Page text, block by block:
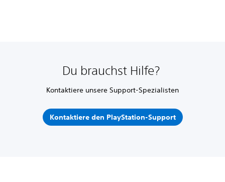
Du brauchst Hilfe?
Kontaktiere unsere Support-Spezialisten
Kontaktiere den PlayStation-Support